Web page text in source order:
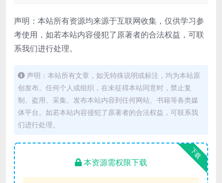
声明：本站所有资源均来源于互联网收集，仅供学习参
考使用，如若本站内容侵犯了原著者的合法权益，可联
系我们进行处理。
声明：本站所有文章，如无特殊说明或标注，均为本站原
创发布。任何个人或组织，在未征得本站同意时，禁止复
制、盗用、采集、发布本站内容到任何网站、书籍等各类媒
体平台。如若本站内容侵犯了原著者的合法权益，可联系我
们进行处理。
下载
本资源需权限下载